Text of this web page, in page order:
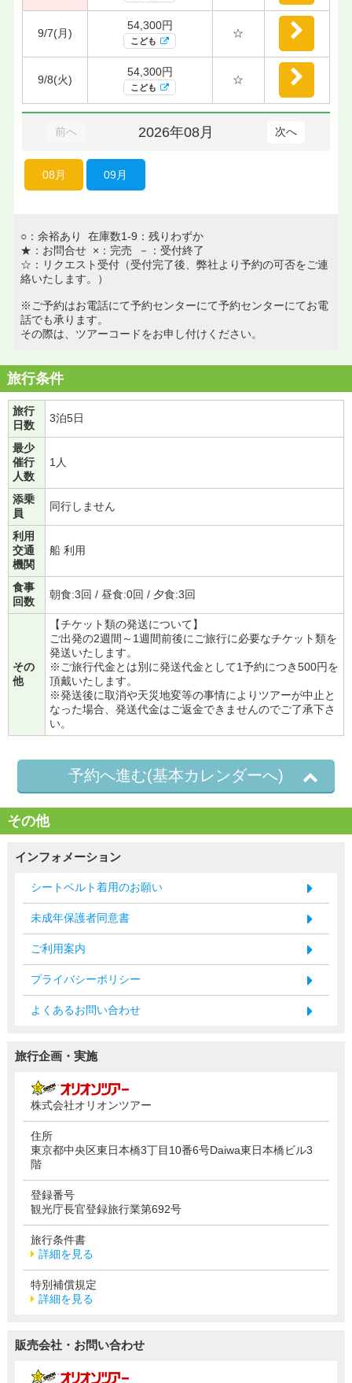
9/7(月)
54,300円
こども
☆
9/8(火)
54,300円
こども
☆
前へ 2026年08月 次へ
08月 09月
○：余裕あり 在庫数1-9：残りわずか
★：お問合せ ×：完売 －：受付終了
☆：リクエスト受付（受付完了後、弊社より予約の可否をご連
絡いたします。）
※ご予約はお電話にて予約センターにて予約センターにてお電
話でも承ります。
その際は、ツアーコードをお申し付けください。
旅行条件
旅行
日数
3泊5日
最少
催行
人数
1人
添乗
員
同行しません
利用
交通
機関
船 利用
食事
回数
朝食:3回 / 昼食:0回 / 夕食:3回
その
他
【チケット類の発送について】
ご出発の2週間～1週間前後にご旅行に必要なチケット類を
発送いたします。
※ご旅行代金とは別に発送代金として1予約につき500円を
頂戴いたします。
※発送後に取消や天災地変等の事情によりツアーが中止と
なった場合、発送代金はご返金できませんのでご了承下さ
い。
予約へ進む(基本カレンダーへ)
その他
インフォメーション
シートベルト着用のお願い
未成年保護者同意書
ご利用案内
プライバシーポリシー
よくあるお問い合わせ
旅行企画・実施
株式会社オリオンツアー
住所
東京都中央区東日本橋3丁目10番6号Daiwa東日本橋ビル3
階
登録番号
観光庁長官登録旅行業第692号
旅行条件書
詳細を見る
特別補償規定
詳細を見る
販売会社・お問い合わせ